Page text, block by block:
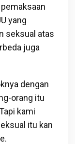
yang
seksual atas
juga
dengan
orang itu
kami
itu kan